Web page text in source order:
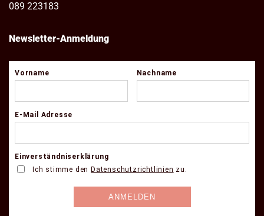
089 223183
Newsletter-Anmeldung